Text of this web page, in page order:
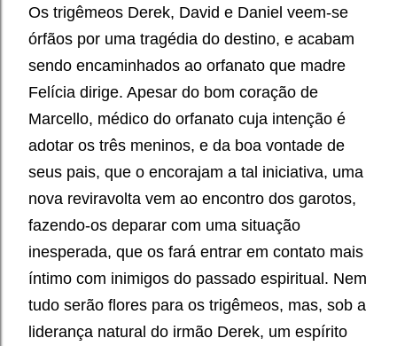
Os trigêmeos Derek, David e Daniel veem-se
órfãos por uma tragédia do destino, e acabam
sendo encaminhados ao orfanato que madre
Felícia dirige. Apesar do bom coração de
Marcello, médico do orfanato cuja intenção é
adotar os três meninos, e da boa vontade de
seus pais, que o encorajam a tal iniciativa, uma
nova reviravolta vem ao encontro dos garotos,
fazendo-os deparar com uma situação
inesperada, que os fará entrar em contato mais
íntimo com inimigos do passado espiritual. Nem
tudo serão flores para os trigêmeos, mas, sob a
liderança natural do irmão Derek, um espírito